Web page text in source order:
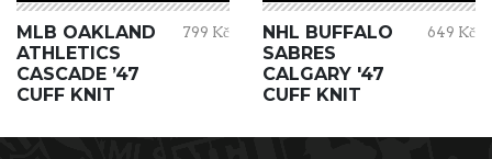
MLB OAKLAND
ATHLETICS
CASCADE ’47
CUFF KNIT
799 Kč
NHL BUFFALO
SABRES
CALGARY '47
CUFF KNIT
649 Kč